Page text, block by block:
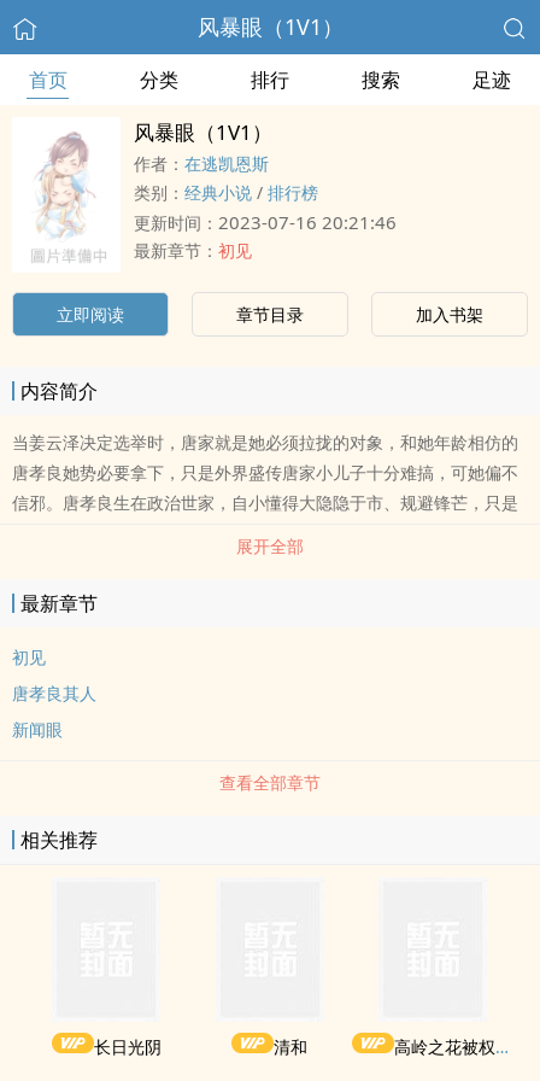
风暴眼（1V1）
首页 分类 排行 搜索 足迹
风暴眼（1V1）
作者： 在逃凯恩斯
类别： 经典小说 / 排行榜
更新时间： 2023-07-16 20:21:46
最新章节： 初见
立即阅读 章节目录 加入书架
内容简介
当姜云泽决定选举时，唐家就是她必须拉拢的对象，和她年龄相仿的
唐孝良她势必要拿下，只是外界盛传唐家小儿子十分难搞，可她偏不
信邪。唐孝良生在政治世家，自小懂得大隐隐于市、规避锋芒，只是
众人诧异唐公子为何在近十年最激烈的选举中频频出手。政治候选人×
选举操盘手，你我都以为是蓄谋已久，你我都是日久生情；你我相爱
相杀，你我都离不开彼此。避雷提醒： 男女双非处； 全员恶人； 剧
更~
展开全部
最新章节
初见
唐孝良其人
新闻眼
查看全部章节
相关推荐
长日光阴 清和 高岭之花被权贵轮了后